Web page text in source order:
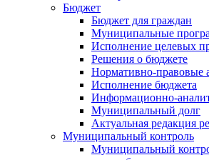
Бюджет
Бюджет для граждан
Муниципальные
Исполнение целевых
Решения о бюджете
Нормативно-правовые
Исполнение бюджета
Информационно-
Муниципальный долг
Актуальная редакция
Муниципальный контроль
Муниципальный